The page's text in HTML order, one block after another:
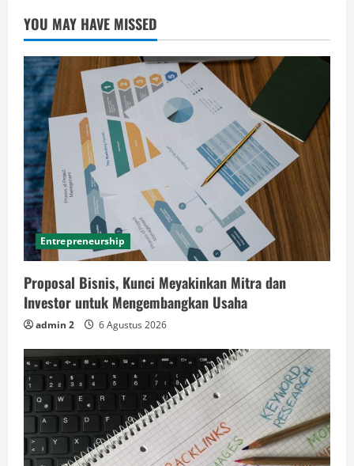
YOU MAY HAVE MISSED
Entrepreneurship
Proposal Bisnis, Kunci Meyakinkan Mitra dan
Investor untuk Mengembangkan Usaha
admin 2 6 Agustus 2026